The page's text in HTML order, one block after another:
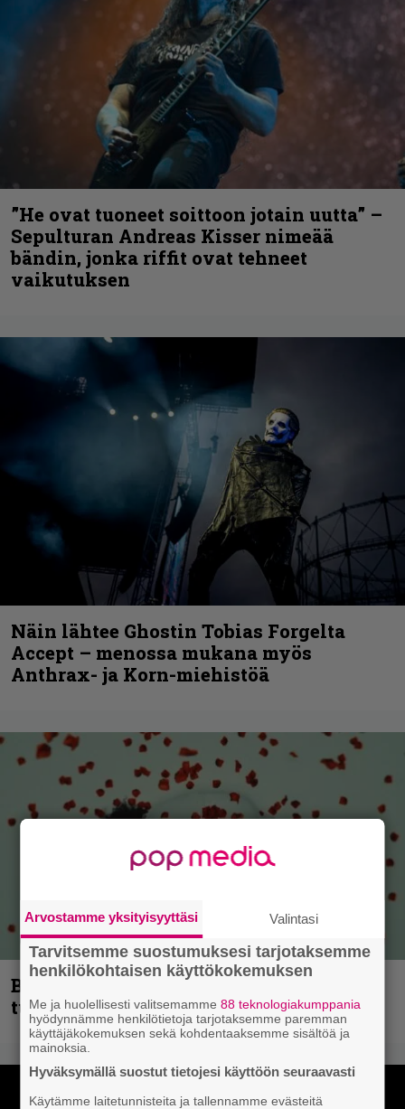
”He ovat tuoneet soittoon jotain uutta” –
Sepulturan Andreas Kisser nimeää
bändin, jonka riffit ovat tehneet
vaikutuksen
Näin lähtee Ghostin Tobias Forgelta
Accept – menossa mukana myös
Anthrax- ja Korn-miehistöä
Blind Channel palaa rytinällä –
tuplasingle videoineen julki
Arvostamme yksityisyyttäsi Valintasi
Tarvitsemme suostumuksesi tarjotaksemme
henkilökohtaisen käyttökokemuksen
Me ja huolellisesti valitsemamme88 teknologiakumppania
hyödynnämme henkilötietoja tarjotaksemme paremman
käyttäjäkokemuksen sekä kohdentaaksemme sisältöä ja
mainoksia.
Hyväksymällä suostut tietojesi käyttöön seuraavasti
Käytämme laitetunnisteita ja tallennamme evästeitä